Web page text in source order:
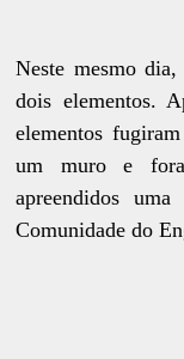
Neste mesmo
dois elementos.
elementos
um muro e
apreendidos
Comunidade do